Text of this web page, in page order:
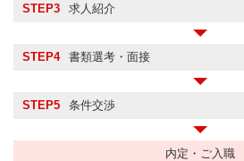
STEP3 求人紹介
STEP4 書類選考・面接
STEP5 条件交渉
内定・ご入職